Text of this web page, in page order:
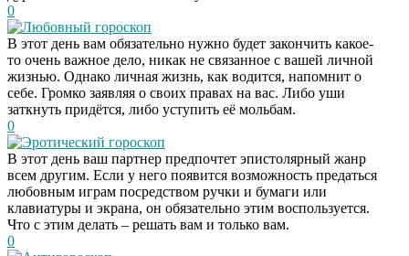
0
Любовный гороскоп
В этот день вам обязательно нужно будет закончить какое-
то очень важное дело, никак не связанное с вашей личной
жизнью. Однако личная жизнь, как водится, напомнит о
себе. Громко заявляя о своих правах на вас. Либо уши
заткнуть придётся, либо уступить её мольбам.
0
Эротический гороскоп
В этот день ваш партнер предпочтет эпистолярный жанр
всем другим. Если у него появится возможность предаться
любовным играм посредством ручки и бумаги или
клавиатуры и экрана, он обязательно этим воспользуется.
Что с этим делать – решать вам и только вам.
0